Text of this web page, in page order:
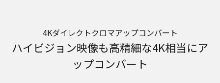
4Kダイレクトクロマアップコンバート
ハイビジョン映像も高精細な4K相当にア
ップコンバート